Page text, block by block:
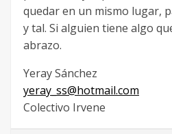
quedar en un mismo lugar,
y tal. Si alguien tiene algo
abrazo.
Yeray Sánchez
yeray_ss@hotmail.com
Colectivo Irvene